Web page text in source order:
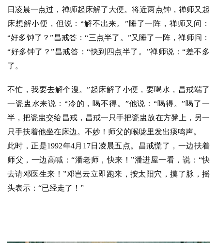
日凌晨一点过，禅师起床解了大便。将近两点钟，禅师又起
床想解小便，但说：“解不出来。”睡了一阵，禅师又问：
“好多钟了？”昌戒答：“三点半了。”又睡了一阵，禅师问：
“好多钟了？”昌戒答：“快到四点半了。”禅师说：“差不多
了。
不忙，我要去解个溲。”起床解了小便，要喝水，昌戒端了
一瓷盅水来说：“冷的，喝不得。”他说：“喝得。”喝了一
半，把瓷盅交给昌戒，昌戒一只手把瓷盅放在方凳上，另一
只手扶着他坐在床边。不妙！师父的喉咙里发出痰鸣声。
此时，正是1992年4月17日凌晨五点。昌戒慌了，一边扶着
师父，一边高喊：“潘老师，快来！”潘进屋一看，说：“快
去请邓医生来！”邓岂云立即跑来，按太阳穴，摸了脉，摇
头表示：“已经走了！”